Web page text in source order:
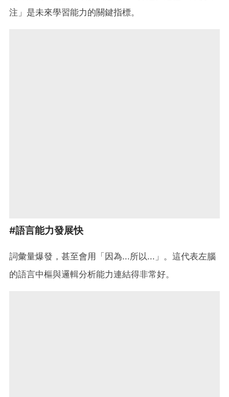
注」是未來學習能力的關鍵指標。
#語言能力發展快
詞彙量爆發，甚至會用「因為...所以...」。這代表左腦
的語言中樞與邏輯分析能力連結得非常好。